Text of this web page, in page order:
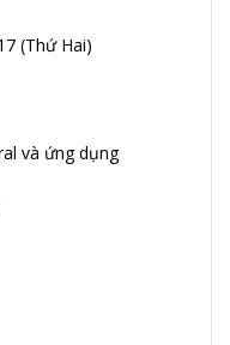
(Thứ Hai)
và ứng dụng